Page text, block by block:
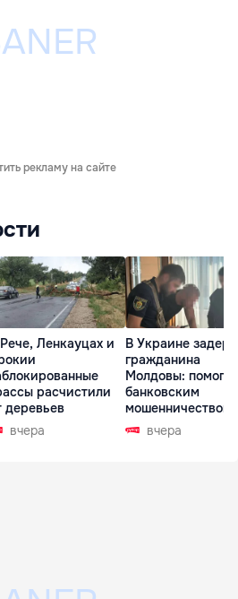
рекламу на сайте
Ленкауцах и
расчистили
деревьев
вчера
В Украине
гражданина
Молдовы:
банковским
мошенничеством
Чехиивчера